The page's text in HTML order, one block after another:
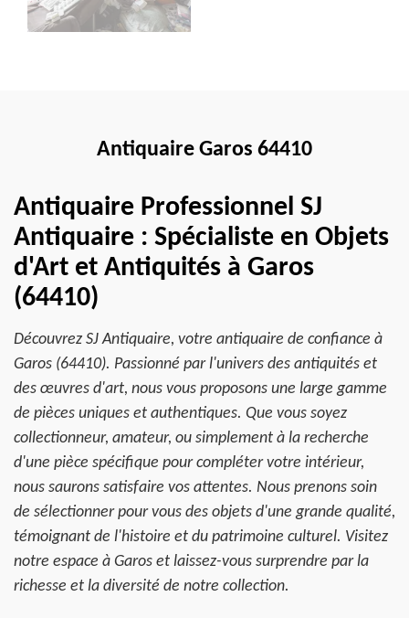
Antiquaire Garos 64410
Antiquaire Professionnel SJ
Antiquaire : Spécialiste en Objets
d'Art et Antiquités à Garos
(64410)
Découvrez SJ Antiquaire, votre antiquaire de confiance à
Garos (64410). Passionné par l'univers des antiquités et
des œuvres d'art, nous vous proposons une large gamme
de pièces uniques et authentiques. Que vous soyez
collectionneur, amateur, ou simplement à la recherche
d'une pièce spécifique pour compléter votre intérieur,
nous saurons satisfaire vos attentes. Nous prenons soin
de sélectionner pour vous des objets d'une grande qualité,
témoignant de l'histoire et du patrimoine culturel. Visitez
notre espace à Garos et laissez-vous surprendre par la
richesse et la diversité de notre collection.